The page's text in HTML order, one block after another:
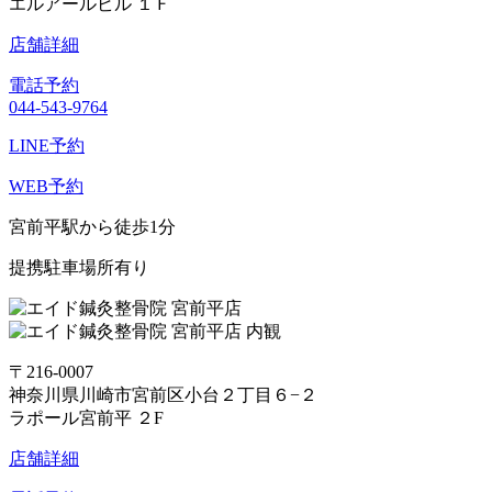
店舗詳細
電話予約
044-543-9764
LINE予約
WEB予約
宮前平駅から徒歩1分
提携駐車場所有り
〒216-0007
神奈川県川崎市宮前区小台２丁目６−２
ラポール宮前平 ２F
店舗詳細